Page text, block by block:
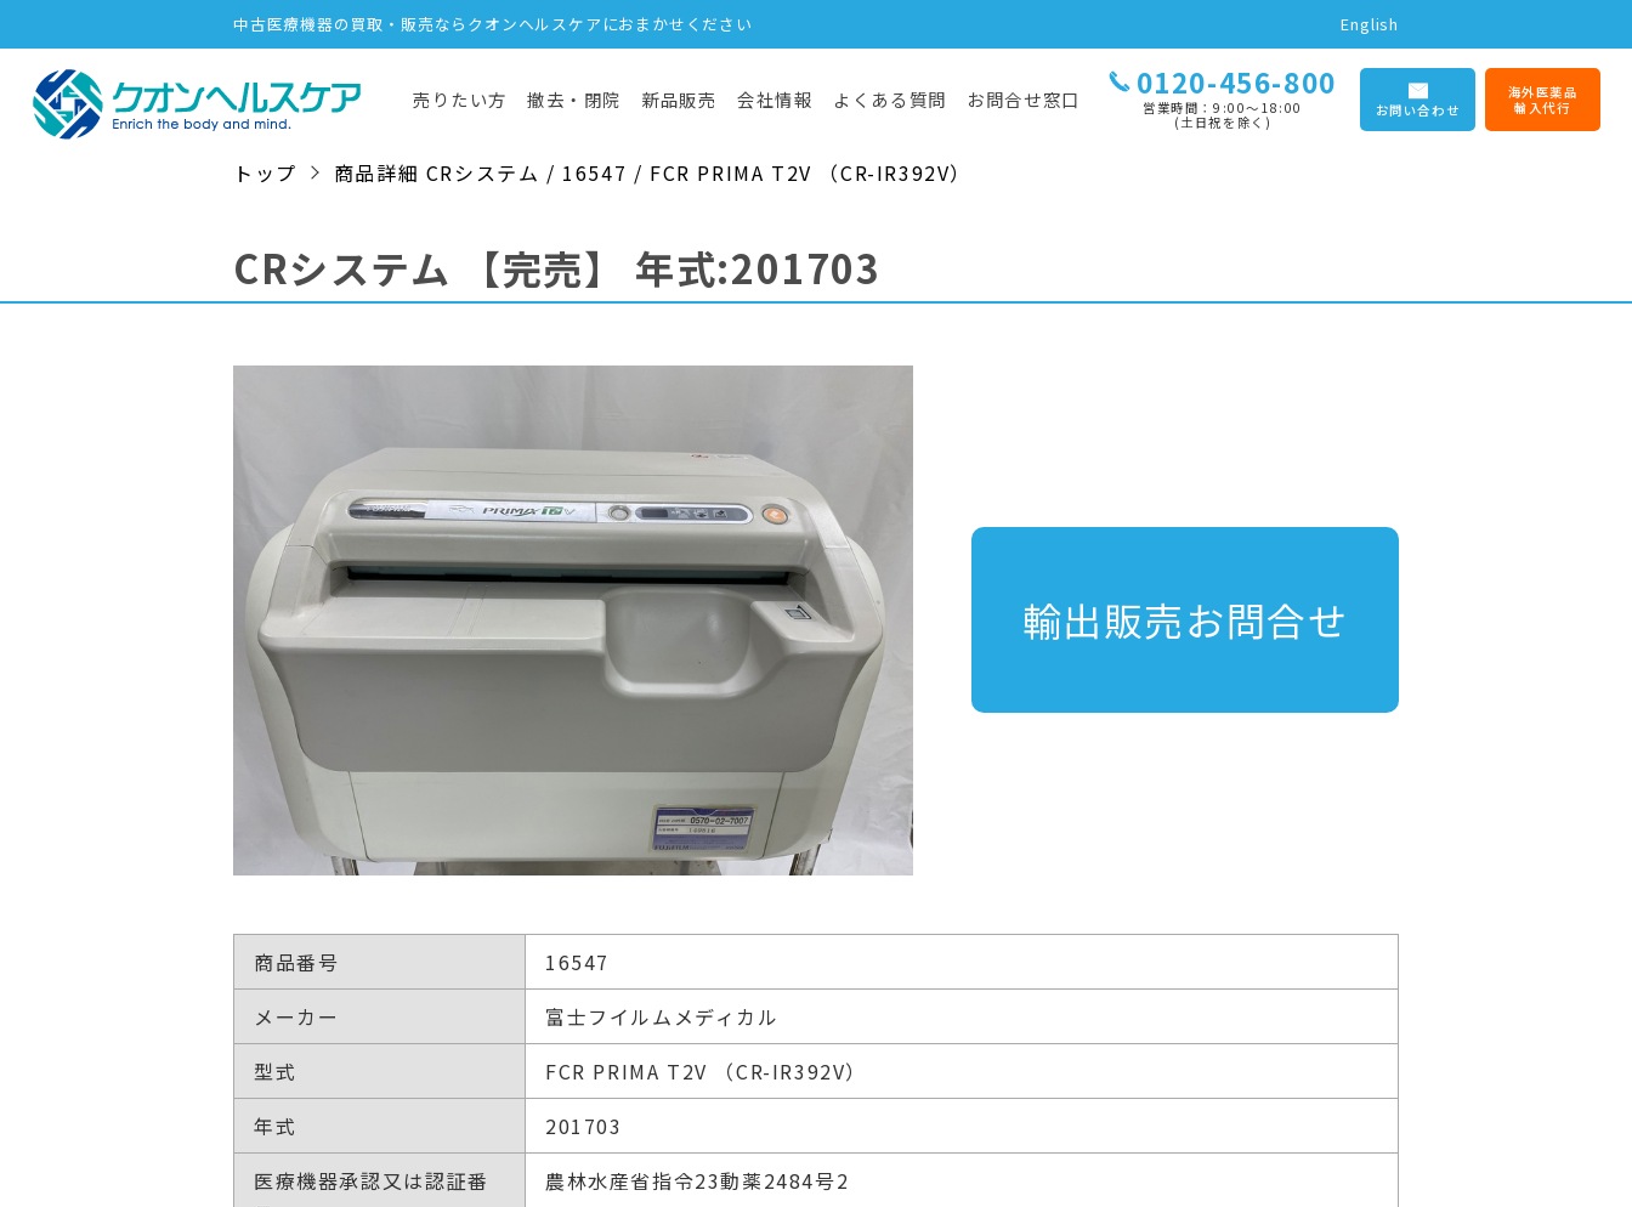
中古医療機器の買取・販売ならクオンヘルスケアにおまかせください English
売りたい方 撤去・閉院 新品販売 会社情報 よくある質問 お問合せ窓口 0120-456-800
営業時間：9:00〜18:00
(土日祝を除く)
お問い合わせ
海外医薬品
輸入代行
トップ 商品詳細 CRシステム / 16547 / FCR PRIMA T2V （CR-IR392V）
CRシステム 【完売】 年式:201703
輸出販売お問合せ
商品番号
16547
メーカー
富士フイルムメディカル
型式
FCR PRIMA T2V （CR-IR392V）
年式
201703
医療機器承認又は認証番
農林水産省指令23動薬2484号2